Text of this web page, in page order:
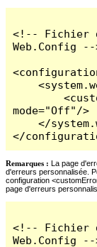
<!-- Fichier
Web.Config --
    <system.web>
        <customErrors
mode="Off"/>
    </system.web>
</
Remarques : La page
d'erreurs personnalisée.
configuration
page d'erreurs
<!-- Fichier
Web.Config --